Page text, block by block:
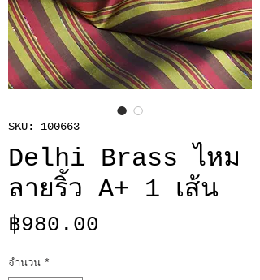
SKU: 100663
Delhi Brass ไหม
ลายริ้ว A+ 1 เส้น
฿980.00
จำนวน *